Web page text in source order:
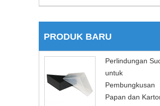
PRODUK BARU
Perlindungan
untuk
Pembungkusan
Papan dan